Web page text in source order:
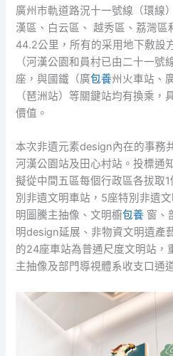
廣州市軌道路況十一號線（環線
漢區、白云區、 越秀區、荔灣區
44.2公里，所有的采用地下敷設
（河漢公園和員村已由二十一
座，與國鐵（廣包養州火車站、
（琶洲站）等關鍵站均有換乘，
價值。
本次非遺元素design內在的事務
河漢公園站及田心村站。投標通
擬從中間五區每個行政區各拔取
別非遺文明車站，5座特別非遺
明圖騰主抽像、文明櫥包養 窗、
明design延展、非物資文明遺產
的24座車站為普通尺度文明站，
主抽像及部門導視體系收支口通